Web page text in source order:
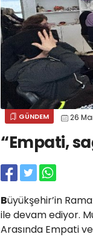
GÜNDEM 26
“Empati,
Büyükşehir’in
ile devam ediyor.
Arasında Empati ve